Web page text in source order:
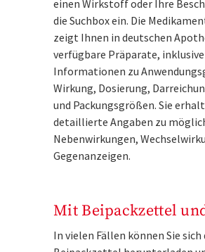
einen Wirkstoff oder Ihre
die Suchbox ein. Die
zeigt Ihnen in deutschen
verfügbare Präparate, inklusive
Informationen zu
Wirkung, Dosierung,
und Packungsgrößen. Sie
detaillierte Angaben zu
Nebenwirkungen,
Gegenanzeigen.
Mit Beipackzettel
In vielen Fällen können Sie sich